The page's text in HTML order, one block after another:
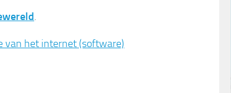
.
van het internet (software)